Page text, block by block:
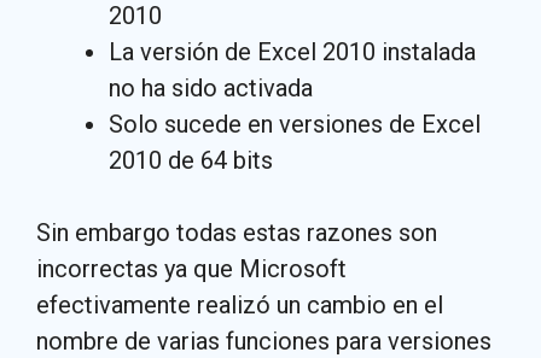
2010
La versión de Excel 2010 instalada
no ha sido activada
Solo sucede en versiones de Excel
2010 de 64 bits
Sin embargo todas estas razones son
incorrectas ya que Microsoft
efectivamente realizó un cambio en el
nombre de varias funciones para versiones